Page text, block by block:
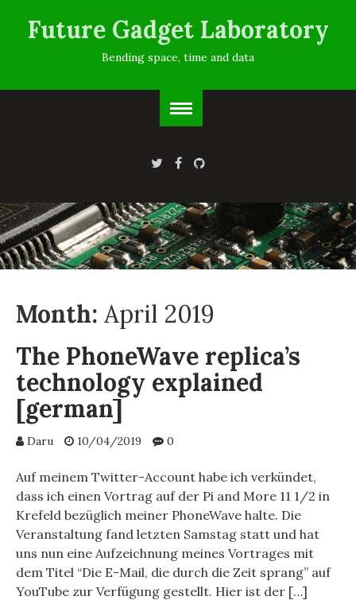
Future Gadget Laboratory
Bending space, time and data
Month: April 2019
The PhoneWave replica’s
technology explained
[german]
Daru 10/04/2019 0
Auf meinem Twitter-Account habe ich verkündet,
dass ich einen Vortrag auf der Pi and More 11 1/2 in
Krefeld bezüglich meiner PhoneWave halte. Die
Veranstaltung fand letzten Samstag statt und hat
uns nun eine Aufzeichnung meines Vortrages mit
dem Titel “Die E-Mail, die durch die Zeit sprang” auf
YouTube zur Verfügung gestellt. Hier ist der […]